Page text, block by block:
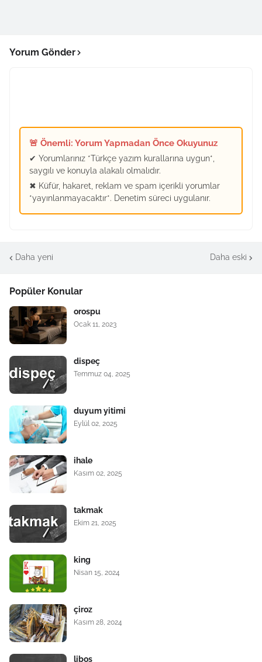
Yorum Gönder
🚨 Önemli: Yorum Yapmadan Önce Okuyunuz
✔ Yorumlarınız *Türkçe yazım kurallarına uygun*,
saygılı ve konuyla alakalı olmalıdır.
✖ Küfür, hakaret, reklam ve spam içerikli yorumlar
*yayınlanmayacaktır*. Denetim süreci uygulanır.
Daha yeni Daha eski
Popüler Konular
orospu
Ocak 11, 2023
dispeç
Temmuz 04, 2025
duyum yitimi
Eylül 02, 2025
ihale
Kasım 02, 2025
takmak
Ekim 21, 2025
king
Nisan 15, 2024
çiroz
Kasım 28, 2024
liboş